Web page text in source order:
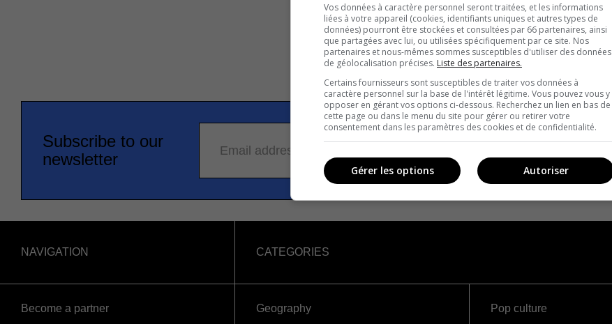
Subscribe to our
newsletter
Email address
NAVIGATION
Become a partner
CATEGORIES
Geography
Pop culture
Vos données à caractère personnel seront traitées, et les informations
liées à votre appareil (cookies, identifiants uniques et autres types de
données) pourront être stockées et consultées par 66 partenaires, ainsi
que partagées avec lui, ou utilisées spécifiquement par ce site. Nos
partenaires et nous-mêmes sommes susceptibles d'utiliser des données
de géolocalisation précises. Liste des partenaires.
Certains fournisseurs sont susceptibles de traiter vos données à
caractère personnel sur la base de l'intérêt légitime. Vous pouvez vous y
opposer en gérant vos options ci-dessous. Recherchez un lien en bas de
cette page ou dans le menu du site pour gérer ou retirer votre
consentement dans les paramètres des cookies et de confidentialité.
Autoriser
Gérer les options